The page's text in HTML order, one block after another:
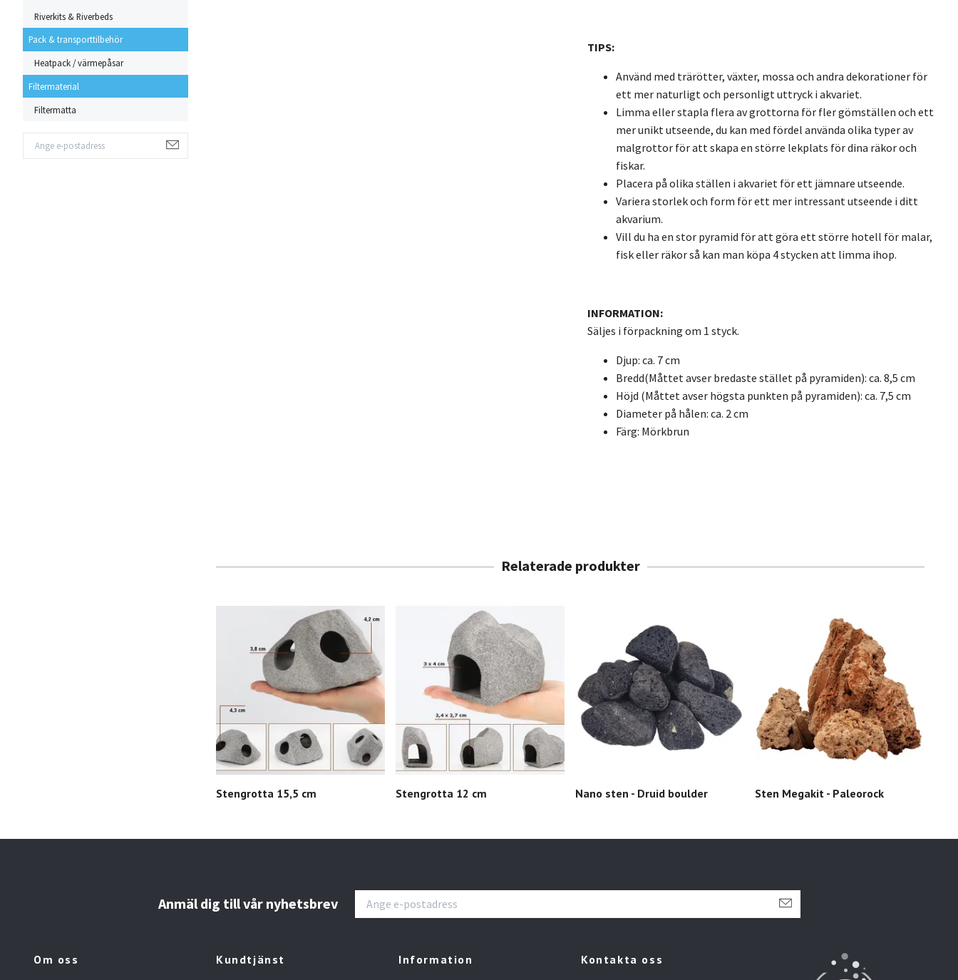
Riverkits & Riverbeds
Pack & transporttilbehör
Heatpack / värmepåsar
Filtermaterial
Filtermatta
TIPS:
Använd med trärötter, växter, mossa och andra dekorationer för
ett mer naturligt och personligt uttryck i akvariet.
Limma eller stapla flera av grottorna för fler gömställen och ett
mer unikt utseende, du kan med fördel använda olika typer av
malgrottor för att skapa en större lekplats för dina räkor och
fiskar.
Placera på olika ställen i akvariet för ett jämnare utseende.
Variera storlek och form för ett mer intressant utseende i ditt
akvarium.
Vill du ha en stor pyramid för att göra ett större hotell för malar,
fisk eller räkor så kan man köpa 4 stycken att limma ihop.
INFORMATION:
Säljes i förpackning om 1 styck.
Djup: ca. 7 cm
Bredd(Måttet avser bredaste stället på pyramiden): ca. 8,5 cm
Höjd (Måttet avser högsta punkten på pyramiden): ca. 7,5 cm
Diameter på hålen: ca. 2 cm
Färg: Mörkbrun
Stengrotta 15,5 cm Stengrotta 12 cm Nano sten - Druid boulder Sten Megakit - Paleorock
Anmäl dig till vår nyhetsbrev
Om oss Kundtjänst Information Kontakta oss